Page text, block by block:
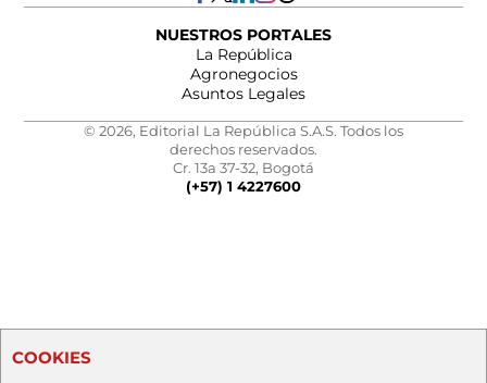
NUESTROS PORTALES
La República
Agronegocios
Asuntos Legales
© 2026, Editorial La República S.A.S. Todos los
derechos reservados.
Cr. 13a 37-32, Bogotá
(+57) 1 4227600
COOKIES